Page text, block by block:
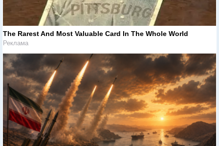
The Rarest And Most Valuable Card In The Whole World
Реклама